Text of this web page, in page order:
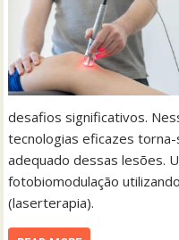
desafios significativos.
tecnologias eficazes
adequado dessas lesões.
fotobiomodulação
(laserterapia).